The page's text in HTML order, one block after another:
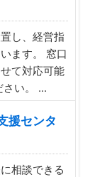
し、経営指
ます。 窓口
て対応可能
い。 ...
援センタ
相談できる